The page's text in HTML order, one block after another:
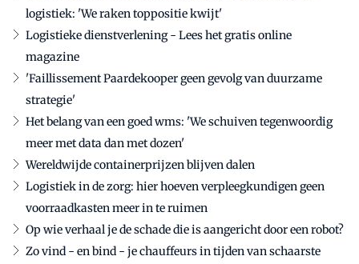
logistiek: 'We raken toppositie kwijt'
Logistieke dienstverlening - Lees het gratis online
magazine
'Faillissement Paardekooper geen gevolg van duurzame
strategie'
Het belang van een goed wms: 'We schuiven tegenwoordig
meer met data dan met dozen'
Wereldwijde containerprijzen blijven dalen
Logistiek in de zorg: hier hoeven verpleegkundigen geen
voorraadkasten meer in te ruimen
Op wie verhaal je de schade die is aangericht door een robot?
Zo vind - en bind - je chauffeurs in tijden van schaarste